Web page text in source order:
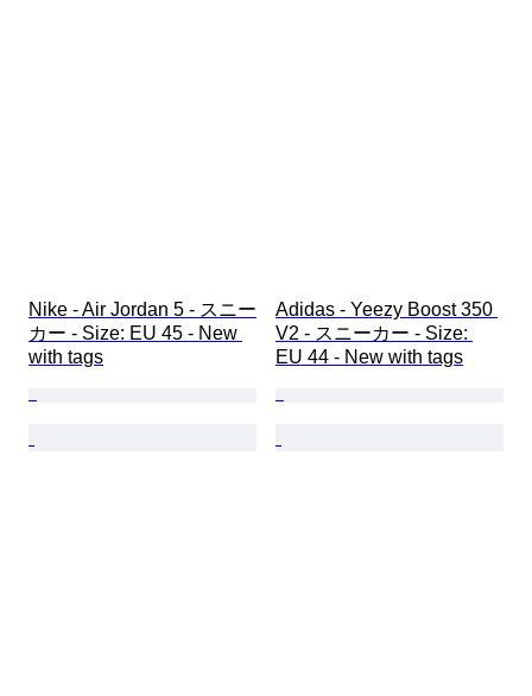
Nike - Air Jordan 5 - スニー
カー - Size: EU 45 - New
with tags
Adidas - Yeezy Boost 350
V2 - スニーカー - Size:
EU 44 - New with tags